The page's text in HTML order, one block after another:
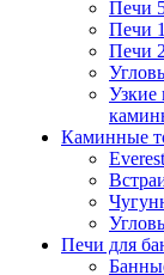
Печи
Печи
Печи
Узкие
Каминные
Everest
Печи для